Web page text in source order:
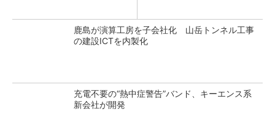
鹿島が演算工房を子会社化 山岳トンネル工事
の建設ICTを内製化
充電不要の“熱中症警告”バンド、キーエンス系
新会社が開発